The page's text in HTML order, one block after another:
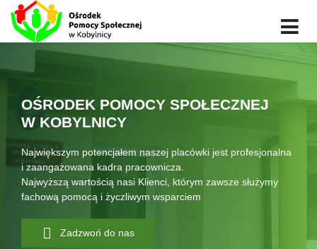
OŚRODEK POMOCY SPOŁECZNEJ
W KOBYLNICY
Największym potencjałem naszej placówki jest profesjonalna
i zaangażowana kadra pracownicza.
Najwyższą wartością nasi Klienci, którym zawsze służymy
fachową pomocą i życzliwym wsparciem
Zadzwoń do nas